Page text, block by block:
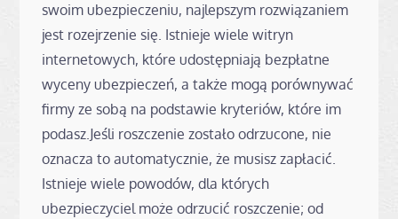
swoim ubezpieczeniu, najlepszym rozwiązaniem
jest rozejrzenie się. Istnieje wiele witryn
internetowych, które udostępniają bezpłatne
wyceny ubezpieczeń, a także mogą porównywać
firmy ze sobą na podstawie kryteriów, które im
podasz.Jeśli roszczenie zostało odrzucone, nie
oznacza to automatycznie, że musisz zapłacić.
Istnieje wiele powodów, dla których
ubezpieczyciel może odrzucić roszczenie; od